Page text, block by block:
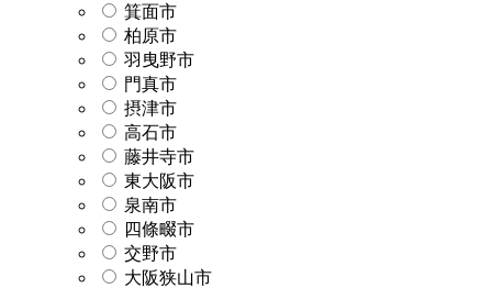
箕面市
柏原市
羽曳野市
門真市
摂津市
高石市
藤井寺市
東大阪市
泉南市
四條畷市
交野市
大阪狭山市